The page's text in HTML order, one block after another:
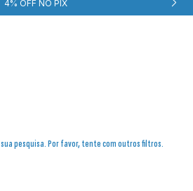
4% OFF NO PIX
pesquisa. Por favor, tente com outros filtros.